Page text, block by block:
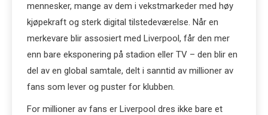
mennesker, mange av dem i vekstmarkeder med høy
kjøpekraft og sterk digital tilstedeværelse. Når en
merkevare blir assosiert med Liverpool, får den mer
enn bare eksponering på stadion eller TV – den blir en
del av en global samtale, delt i sanntid av millioner av
fans som lever og puster for klubben.
For millioner av fans er Liverpool dres ikke bare et